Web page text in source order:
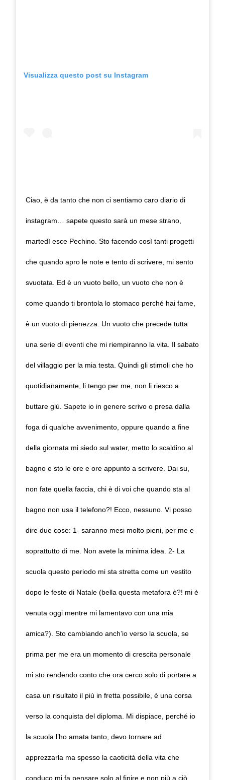
Visualizza questo post su Instagram
Ciao, è da tanto che non ci sentiamo caro diario di
instagram… sapete questo sarà un mese strano,
martedì esce Pechino. Sto facendo così tanti progetti
che quando apro le note e tento di scrivere, mi sento
svuotata. Ed è un vuoto bello, un vuoto che non è
come quando ti brontola lo stomaco perché hai fame,
è un vuoto di pienezza. Un vuoto che precede tutta
una serie di eventi che mi riempiranno la vita. Il sabato
del villaggio per la mia testa. Quindi gli stimoli che ho
quotidianamente, li tengo per me, non li riesco a
buttare giù. Sapete io in genere scrivo o presa dalla
foga di qualche avvenimento, oppure quando a fine
della giornata mi siedo sul water, metto lo scaldino al
bagno e sto le ore e ore appunto a scrivere. Dai su,
non fate quella faccia, chi è di voi che quando sta al
bagno non usa il telefono?! Ecco, nessuno. Vi posso
dire due cose: 1- saranno mesi molto pieni, per me e
soprattutto di me. Non avete la minima idea. 2- La
scuola questo periodo mi sta stretta come un vestito
dopo le feste di Natale (bella questa metafora è?! mi è
venuta oggi mentre mi lamentavo con una mia
amica?). Sto cambiando anch’io verso la scuola, se
prima per me era un momento di crescita personale
mi sto rendendo conto che ora cerco solo di portare a
casa un risultato il più in fretta possibile, è una corsa
verso la conquista del diploma. Mi dispiace, perché io
la scuola l’ho amata tanto, devo tornare ad
apprezzarla ma spesso la caoticità della vita che
conduco mi fa pensare solo al finire e non più a ciò